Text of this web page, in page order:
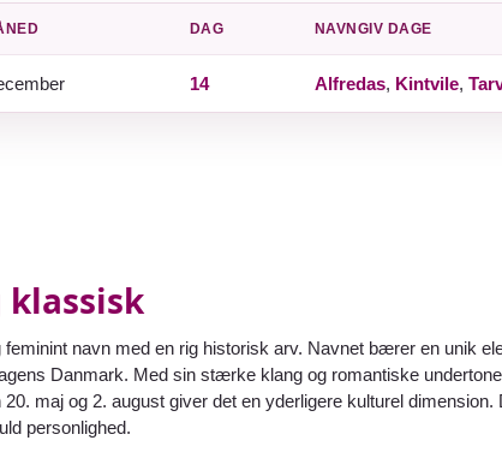
DAG NAVNGIV DAGE
14 Alfredas, Kintvile,
navn med en rig historisk arv. Navnet bærer en unik
Danmark. Med sin stærke klang og romantiske
maj og 2. august giver det en yderligere kulturel
personlighed.